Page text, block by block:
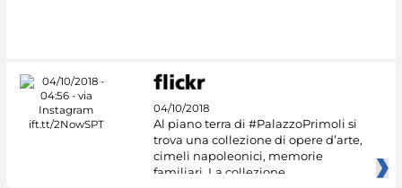
04/10/2018
Al piano terra di #PalazzoPrimoli si
trova una collezione di opere d’arte,
cimeli napoleonici, memorie
familiari. La collezione